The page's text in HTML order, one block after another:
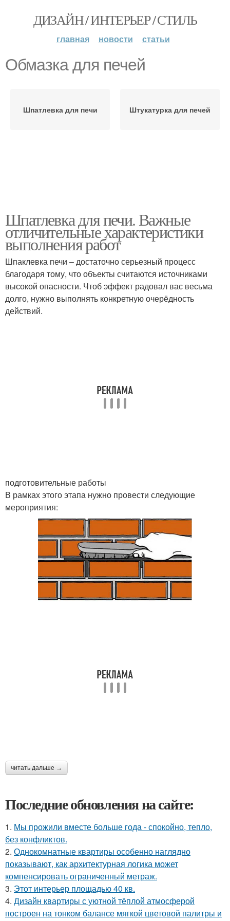
ДИЗАЙН / ИНТЕРЬЕР / СТИЛЬ
главная новости статьи
Обмазка для печей
Шпатлевка для печи Штукатурка для печей
Шпатлевка для печи. Важные
отличительные характеристики
выполнения работ
Шпаклевка печи – достаточно серьезный процесс
благодаря тому, что объекты считаются источниками
высокой опасности. Чтоб эффект радовал вас весьма
долго, нужно выполнять конкретную очерёдность
действий.
подготовительные работы
В рамках этого этапа нужно провести следующие
мероприятия:
читать дальше →
Последние обновления на сайте:
1. Мы прожили вместе больше года - спокойно, тепло,
без конфликтов.
2. Однокомнатные квартиры особенно наглядно
показывают, как архитектурная логика может
компенсировать ограниченный метраж.
3. Этот интерьер площадью 40 кв.
4. Дизайн квартиры с уютной тёплой атмосферой
построен на тонком балансе мягкой цветовой палитры и